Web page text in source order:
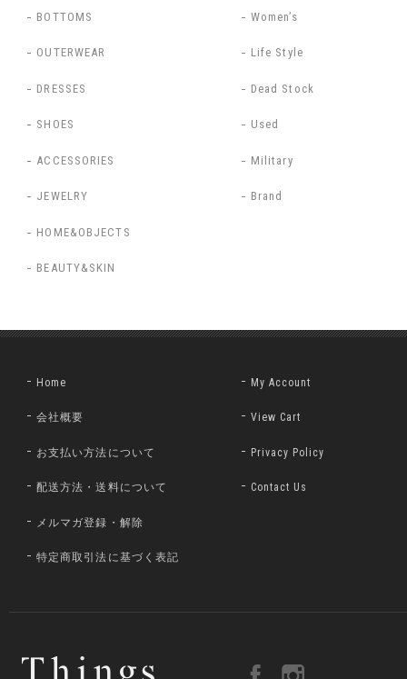
BOTTOMS
OUTERWEAR
DRESSES
SHOES
ACCESSORIES
JEWELRY
HOME&OBJECTS
BEAUTY&SKIN
Women’s
Life Style
Dead Stock
Used
Military
Brand
Home
会社概要
お支払い方法について
配送方法・送料について
メルマガ登録・解除
特定商取引法に基づく表記
My Account
View Cart
Privacy Policy
Contact Us